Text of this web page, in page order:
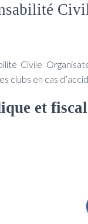
Civile
clubs en cas
et fiscal